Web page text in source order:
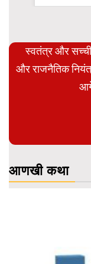
स्वतंत्र और सच्ची
और राजनैतिक
आणखी कथा